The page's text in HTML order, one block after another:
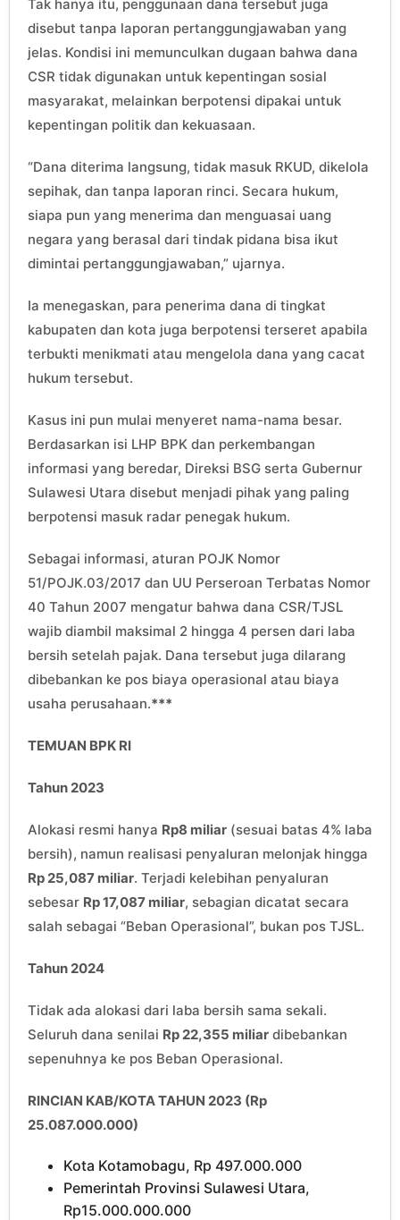
Tak hanya itu, penggunaan dana tersebut juga
disebut tanpa laporan pertanggungjawaban yang
jelas. Kondisi ini memunculkan dugaan bahwa dana
CSR tidak digunakan untuk kepentingan sosial
masyarakat, melainkan berpotensi dipakai untuk
kepentingan politik dan kekuasaan.
“Dana diterima langsung, tidak masuk RKUD, dikelola
sepihak, dan tanpa laporan rinci. Secara hukum,
siapa pun yang menerima dan menguasai uang
negara yang berasal dari tindak pidana bisa ikut
dimintai pertanggungjawaban,” ujarnya.
Ia menegaskan, para penerima dana di tingkat
kabupaten dan kota juga berpotensi terseret apabila
terbukti menikmati atau mengelola dana yang cacat
hukum tersebut.
Kasus ini pun mulai menyeret nama-nama besar.
Berdasarkan isi LHP BPK dan perkembangan
informasi yang beredar, Direksi BSG serta Gubernur
Sulawesi Utara disebut menjadi pihak yang paling
berpotensi masuk radar penegak hukum.
Sebagai informasi, aturan POJK Nomor
51/POJK.03/2017 dan UU Perseroan Terbatas Nomor
40 Tahun 2007 mengatur bahwa dana CSR/TJSL
wajib diambil maksimal 2 hingga 4 persen dari laba
bersih setelah pajak. Dana tersebut juga dilarang
dibebankan ke pos biaya operasional atau biaya
usaha perusahaan.***
TEMUAN BPK RI
Tahun 2023
Alokasi resmi hanya Rp8 miliar (sesuai batas 4% laba
bersih), namun realisasi penyaluran melonjak hingga
Rp 25,087 miliar. Terjadi kelebihan penyaluran
sebesar Rp 17,087 miliar, sebagian dicatat secara
salah sebagai “Beban Operasional”, bukan pos TJSL.
Tahun 2024
Tidak ada alokasi dari laba bersih sama sekali.
Seluruh dana senilai Rp 22,355 miliar dibebankan
sepenuhnya ke pos Beban Operasional.
RINCIAN KAB/KOTATAHUN 2023 (Rp
25.087.000.000)
Kota Kotamobagu, Rp 497.000.000
Pemerintah Provinsi Sulawesi Utara,
Rp15.000.000.000